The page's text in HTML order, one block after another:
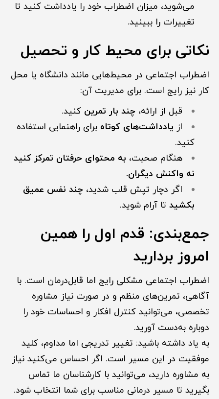
می‌شوید، میزان اضطراب خود را یادداشت کنید تا
تغییرات را ببینید.
نکاتی برای محیط کار و تحصیل
اضطراب اجتماعی در محیط‌هایی مانند دانشگاه یا محل
کار نیز رایج است. برای مدیریت آن:
قبل از ارائه، چند بار تمرین کنید.
از یادداشت‌های کوتاه برای راهنمایی استفاده
کنید.
هنگام صحبت، به محتوای حرفتان تمرکز کنید
نه واکنش دیگران.
اگر دچار تپش قلب شدید، چند نفس عمیق
بکشید تا آرام شوید.
جمع‌بندی: قدم اول را همین
امروز بردارید
اضطراب اجتماعی مشکلی رایج اما قابل‌درمان است. با
آگاهی، تمرین‌های منظم و در صورت نیاز مشاوره
تخصصی، می‌توانید کنترل افکار و احساسات خود را
دوباره به‌دست آورید.
به یاد داشته باشید: تغییر تدریجی اما مداوم، کلید
موفقیت در این مسیر است. اگر احساس می‌کنید نیاز
به مشاوره دارید، می‌توانید با کارشناسان ما تماس
بگیرید تا مسیر درمانی مناسب برای شما انتخاب شود.